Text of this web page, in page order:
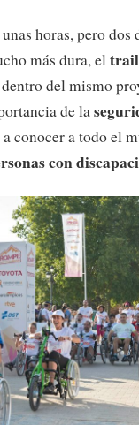
horas, pero dos
más dura, eltrail
del mismo
de la
conocer a todo el
con